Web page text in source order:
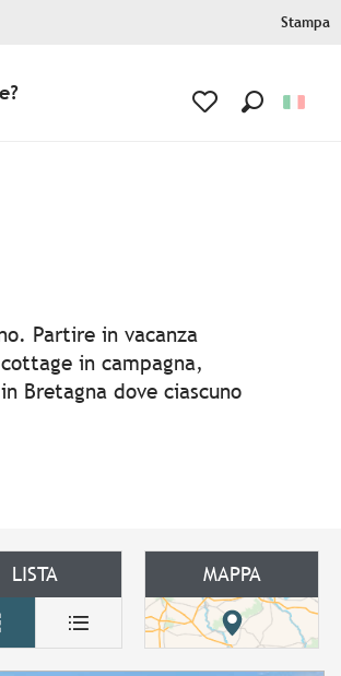
Stampa
Partire in vacanza
in campagna,
Bretagna dove ciascuno
LISTA MAPPA